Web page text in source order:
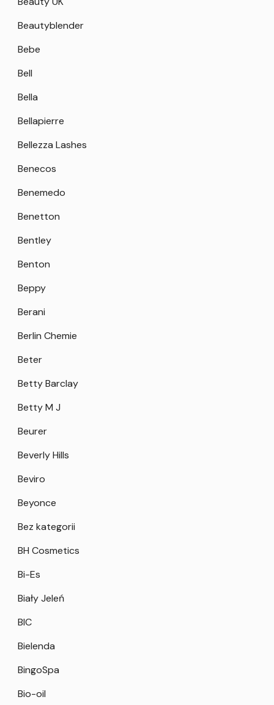
Beautyblender
Bebe
Bell
Bella
Bellapierre
Bellezza Lashes
Benecos
Benemedo
Benetton
Bentley
Benton
Beppy
Berani
Berlin Chemie
Beter
Betty Barclay
Betty M J
Beurer
Beverly Hills
Beviro
Beyonce
Bez kategorii
BH Cosmetics
Bi-Es
Biały Jeleń
BIC
Bielenda
BingoSpa
Bio-oil